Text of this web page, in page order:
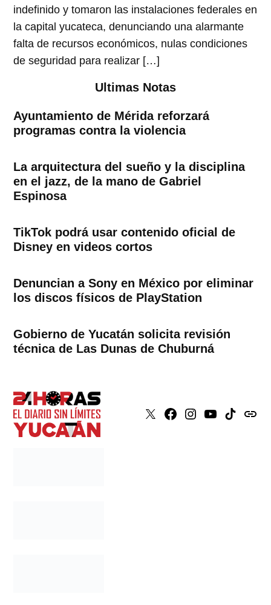
indefinido y tomaron las instalaciones federales en
la capital yucateca, denunciando una alarmante
falta de recursos económicos, nulas condiciones
de seguridad para realizar […]
Ultimas Notas
Ayuntamiento de Mérida reforzará
programas contra la violencia
La arquitectura del sueño y la disciplina
en el jazz, de la mano de Gabriel
Espinosa
TikTok podrá usar contenido oficial de
Disney en videos cortos
Denuncian a Sony en México por eliminar
los discos físicos de PlayStation
Gobierno de Yucatán solicita revisión
técnica de Las Dunas de Chuburná
X Faceboook
Instagram
YoutubeTiktokissuu